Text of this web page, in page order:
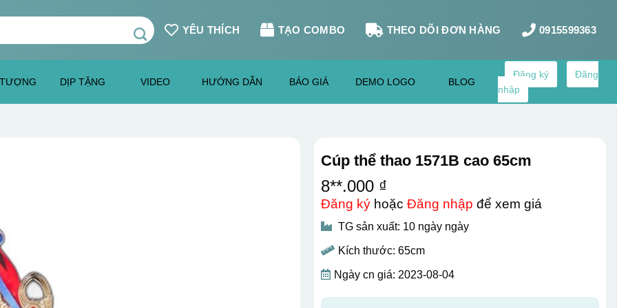
YÊU THÍCH TẠO COMBO THEO DÕI ĐƠN HÀNG 0915599363
DỊP TẶNG VIDEO HƯỚNG DẪN BÁO GIÁ DEMO LOGO BLOG
Đăng ký
Đăng
nhập
Cúp thể thao 1571B cao 65cm
8**.000 ₫
Đăng kýhoặc Đăng nhập để xem giá
TG sản xuất: 10 ngày ngày
Kích thước: 65cm
Ngày cn giá: 2023-08-04